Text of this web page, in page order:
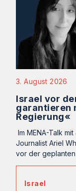
3. August 2026
Israel vor
garantieren
Regierung«
Im MENA-Talk
Journalist Ariel
vor der geplanten
Israel